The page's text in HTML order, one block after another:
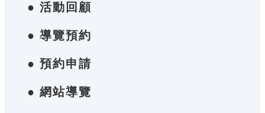
● 活動回顧
● 導覽預約
● 預約申請
● 網站導覽